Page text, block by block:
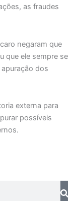
as fraudes
negaram que
que ele sempre se
dos
externa para
possíveis